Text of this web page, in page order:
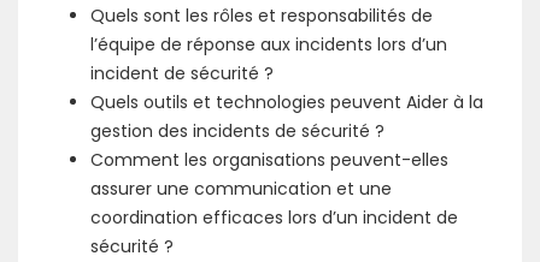
Quels sont les rôles et responsabilités de
l’équipe de réponse aux incidents lors d’un
incident de sécurité ?
Quels outils et technologies peuvent Aider à la
gestion des incidents de sécurité ?
Comment les organisations peuvent-elles
assurer une communication et une
coordination efficaces lors d’un incident de
sécurité ?